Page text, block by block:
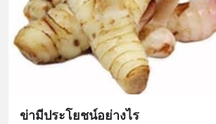
ข่ามีประโยชน์อย่างไร